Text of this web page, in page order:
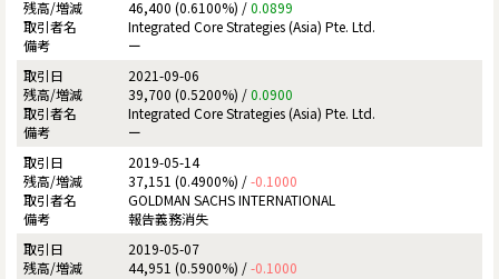
46,400 (0.6100%) /0.0899
Integrated Core Strategies (Asia) Pte. Ltd.
ー
2021-09-06
39,700 (0.5200%) /0.0900
Integrated Core Strategies (Asia) Pte. Ltd.
ー
2019-05-14
37,151 (0.4900%) /-0.1000
GOLDMAN SACHS INTERNATIONAL
報告義務消失
2019-05-07
44,951 (0.5900%) /-0.1000